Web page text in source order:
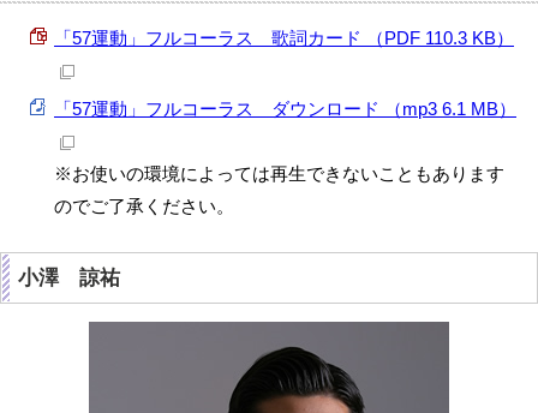
「57運動」フルコーラス 歌詞カード （PDF 110.3 KB）
「57運動」フルコーラス ダウンロード （mp3 6.1 MB）
※お使いの環境によっては再生できないこともあります
のでご了承ください。
小澤 諒祐